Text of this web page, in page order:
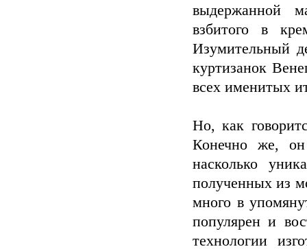
выдержанной
взбитого в
Изумительный
куртизанок
всех именитых
Но, как
Конечно же,
насколько
полученных из
много в
популярен и
технологии